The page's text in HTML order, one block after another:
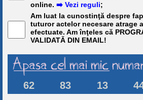
online. ➡️ Vezi reguli;
Am luat la cunostinţă despre
tuturor actelor necesare atrage
efectuate. Am înţeles că
VALIDATĂ DIN EMAIL!
62 83 13